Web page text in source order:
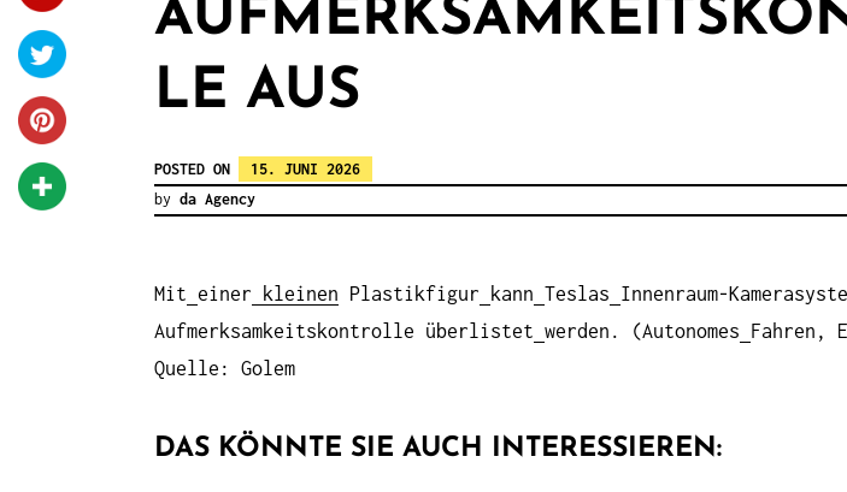
LE AUS
POSTED ON
15. JUNI 2026
by da Agency
Mit einer kleinen Plastikfigur kann Teslas Innenraum-
Aufmerksamkeitskontrolle überlistet werden. (Autonomes
Fahren,
Quelle: Golem
DAS KÖNNTE SIE AUCH INTERESSIEREN: